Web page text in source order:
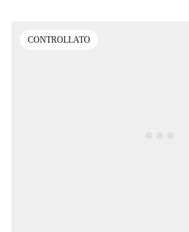
CONTROLLATO